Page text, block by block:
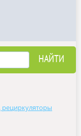
рециркуляторы